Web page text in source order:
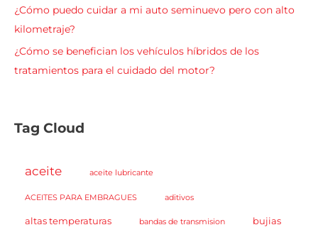
¿Cómo puedo cuidar a mi auto seminuevo pero con alto
kilometraje?
¿Cómo se benefician los vehículos híbridos de los
tratamientos para el cuidado del motor?
Tag Cloud
aceite aceite lubricante
ACEITES PARA EMBRAGUES aditivos
altas temperaturas bandas de transmision bujias